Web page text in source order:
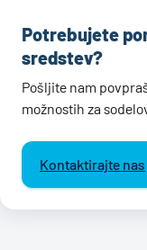
Potrebujete
sredstev?
Pošljite nam
možnostih za
Kontaktirajte nas